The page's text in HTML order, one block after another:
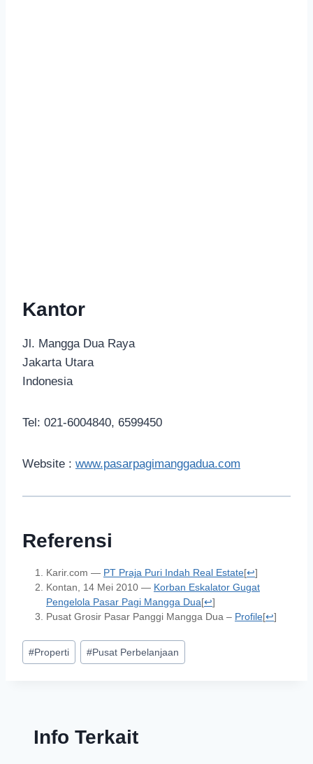
Kantor
Jl. Mangga Dua Raya
Jakarta Utara
Indonesia
Tel: 021-6004840, 6599450
Website : www.pasarpagimanggadua.com
Referensi
Karir.com — PT Praja Puri Indah Real Estate[↩]
Kontan, 14 Mei 2010 — Korban Eskalator Gugat
Pengelola Pasar Pagi Mangga Dua[↩]
Pusat Grosir Pasar Panggi Mangga Dua – Profile[↩]
#Properti #Pusat Perbelanjaan
Info Terkait